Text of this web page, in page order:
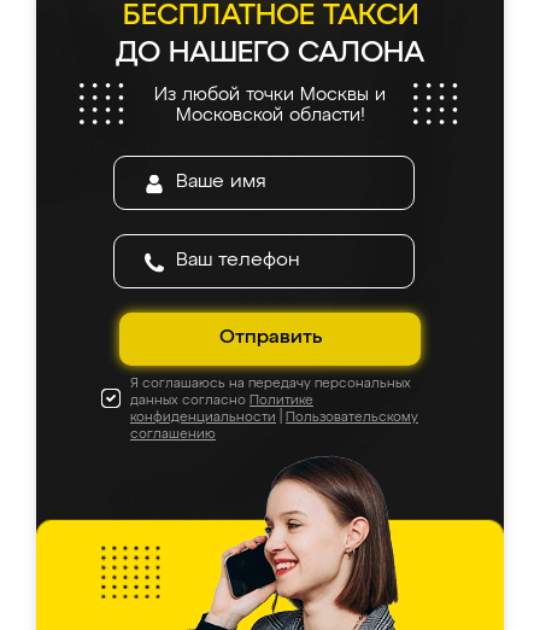
БЕСПЛАТНОЕ ТАКСИ
ДО НАШЕГО САЛОНА
Из любой точки Москвы и
Московской области!
Отправить
Я соглашаюсь на передачу персональных
данных согласно Политике
конфиденциальности
Пользовательскому
соглашению